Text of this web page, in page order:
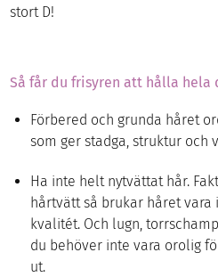
stort D!
Så får du frisyren att hålla hela
Förbered och grunda håret
som ger stadga, struktur och
Ha inte helt nytvättat hår.
hårtvätt så brukar håret vara
kvalitét. Och lugn,
du behöver inte vara orolig
ut.